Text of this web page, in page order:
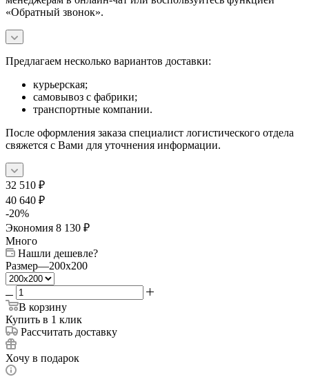
«Обратный звонок».
Предлагаем несколько вариантов доставки:
курьерская;
самовывоз с фабрики;
транспортные компании.
После оформления заказа специалист логистического отдела
свяжется с Вами для уточнения информации.
32 510 ₽
40 640 ₽
-20%
Экономия 8 130 ₽
Много
Нашли дешевле?
Размер—200x200
В корзину
Купить в 1 клик
Рассчитать доставку
Хочу в подарок